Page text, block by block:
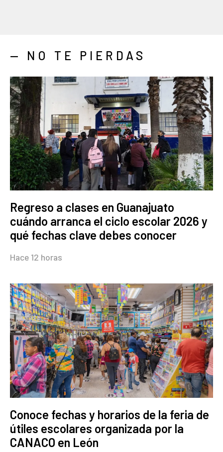
— NO TE PIERDAS
Regreso a clases en Guanajuato
cuándo arranca el ciclo escolar 2026 y
qué fechas clave debes conocer
Hace 12 horas
Conoce fechas y horarios de la feria de
útiles escolares organizada por la
CANACO en León